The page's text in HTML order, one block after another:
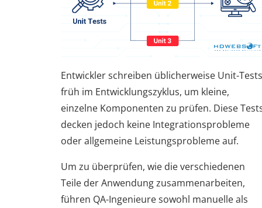
Entwickler schreiben üblicherweise Unit-Tests
früh im Entwicklungszyklus, um kleine,
einzelne Komponenten zu prüfen. Diese
decken jedoch keine Integrationsprobleme
oder allgemeine Leistungsprobleme auf.
Um zu überprüfen, wie die verschiedenen
Teile der Anwendung zusammenarbeiten,
führen QA-Ingenieure sowohl manuelle als